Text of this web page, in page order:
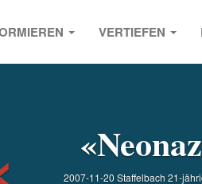
VERTIEFEN
2007-11-20 Staffelbach 21-